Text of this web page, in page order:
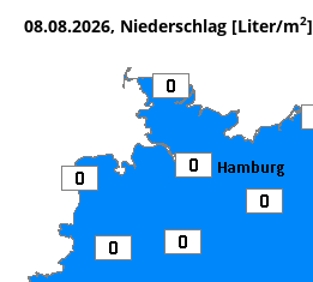
08.08.2026, Niederschlag [Liter/m2]